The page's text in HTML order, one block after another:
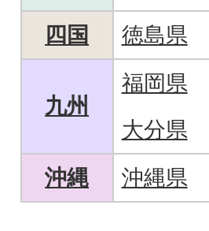
四国
徳島県
九州
福岡県
大分県
沖縄
沖縄県